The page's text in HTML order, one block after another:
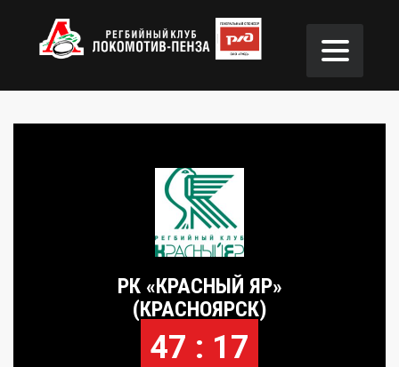
РК «КРАСНЫЙ ЯР»
(КРАСНОЯРСК)
47 : 17